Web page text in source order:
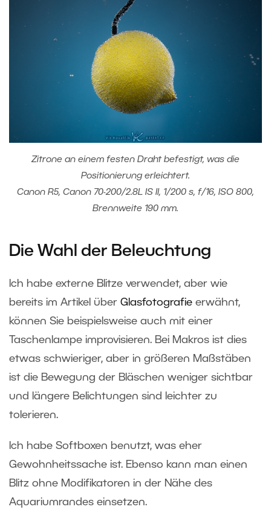
Zitrone an einem festen Draht befestigt, was die
Positionierung erleichtert.
Canon R5, Canon 70-200/2.8L IS II, 1/200 s, f/16, ISO 800,
Brennweite 190 mm.
Die Wahl der Beleuchtung
Ich habe externe Blitze verwendet, aber wie
bereits im Artikel über Glasfotografie erwähnt,
können Sie beispielsweise auch mit einer
Taschenlampe improvisieren. Bei Makros ist dies
etwas schwieriger, aber in größeren Maßstäben
ist die Bewegung der Bläschen weniger sichtbar
und längere Belichtungen sind leichter zu
tolerieren.
Ich habe Softboxen benutzt, was eher
Gewohnheitssache ist. Ebenso kann man einen
Blitz ohne Modifikatoren in der Nähe des
Aquariumrandes einsetzen.